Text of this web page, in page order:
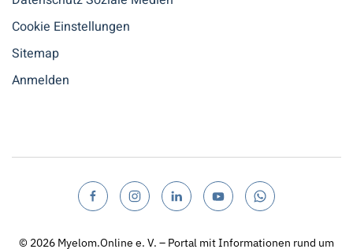
Cookie Einstellungen
Sitemap
Anmelden
© 2026 Myelom.Online e. V. – Portal mit Informationen rund um